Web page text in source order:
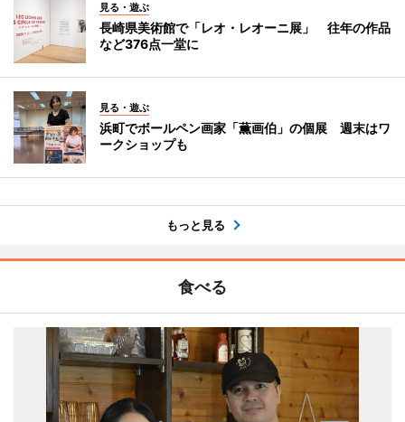
見る・遊ぶ
長崎県美術館で「レオ・レオーニ展」 往年の作品
など376点一堂に
見る・遊ぶ
浜町でボールペン画家「薫画伯」の個展 週末はワ
ークショップも
もっと見る
食べる